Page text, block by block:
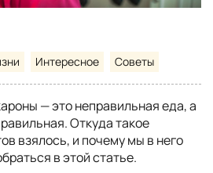
Интересное Советы
— это неправильная еда, а
Откуда такое
взялось, и почему мы в него
в этой статье.